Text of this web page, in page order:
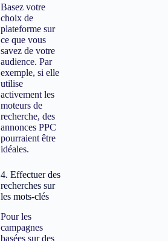
Basez votre
choix de
plateforme sur
ce que vous
savez de votre
audience. Par
exemple, si elle
utilise
activement les
moteurs de
recherche, des
annonces PPC
pourraient être
idéales.
4. Effectuer des
recherches sur
les mots-clés
Pour les
campagnes
basées sur des